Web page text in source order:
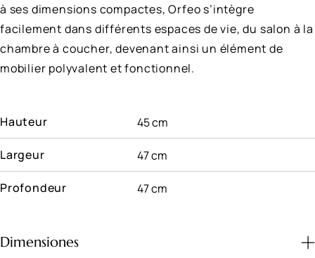
à ses dimensions compactes, Orfeo s’intègre
facilement dans différents espaces de vie, du salon à la
chambre à coucher, devenant ainsi un élément de
mobilier polyvalent et fonctionnel.
Hauteur 45 cm
Largeur 47 cm
Profondeur 47 cm
Dimensiones